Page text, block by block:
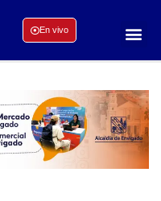
En vivo